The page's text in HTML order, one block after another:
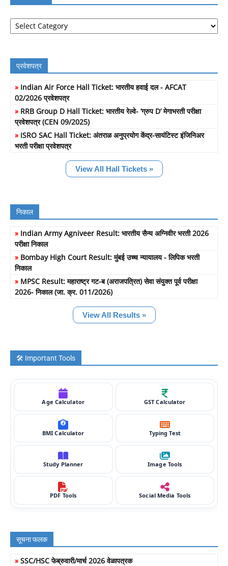
Job
Filter
प्रवेशपत्र
» Indian Air Force Hall Ticket: भारतीय हवाई दल - AFCAT
02/2026 प्रवेशपत्र
» RRB Group D Hall Ticket: भारतीय रेल्वे- ‘ग्रुप D’ मेगाभरती परीक्षा
प्रवेशपत्र (CEN 09/2025)
» ISRO SAC Hall Ticket: अंतराळ अनुप्रयोग केंद्र-सायंटिस्ट इंजिनिअर
भरती परीक्षा प्रवेशपत्र
View All Hall Tickets »
निकाल
» Indian Army Agniveer Result: भारतीय सैन्य अग्निवीर भरती 2026
परीक्षा निकाल
» Bombay High Court Result: मुंबई उच्च न्यायालय - लिपिक भरती
निकाल
» MPSC Result: महाराष्ट्र गट-ब (अराजपत्रित) सेवा संयुक्त पूर्व परीक्षा
2026- निकाल (जा. क्र. 011/2026)
View All Results »
🛠️ Important Tools
Age Calculator GST Calculator
BMI Calculator Typing Test
Study Planner Image Tools
PDF Tools Social Media Tools
सूचना फलक
» SSC/HSC फेब्रुवारी/मार्च 2026 वेळापत्रक